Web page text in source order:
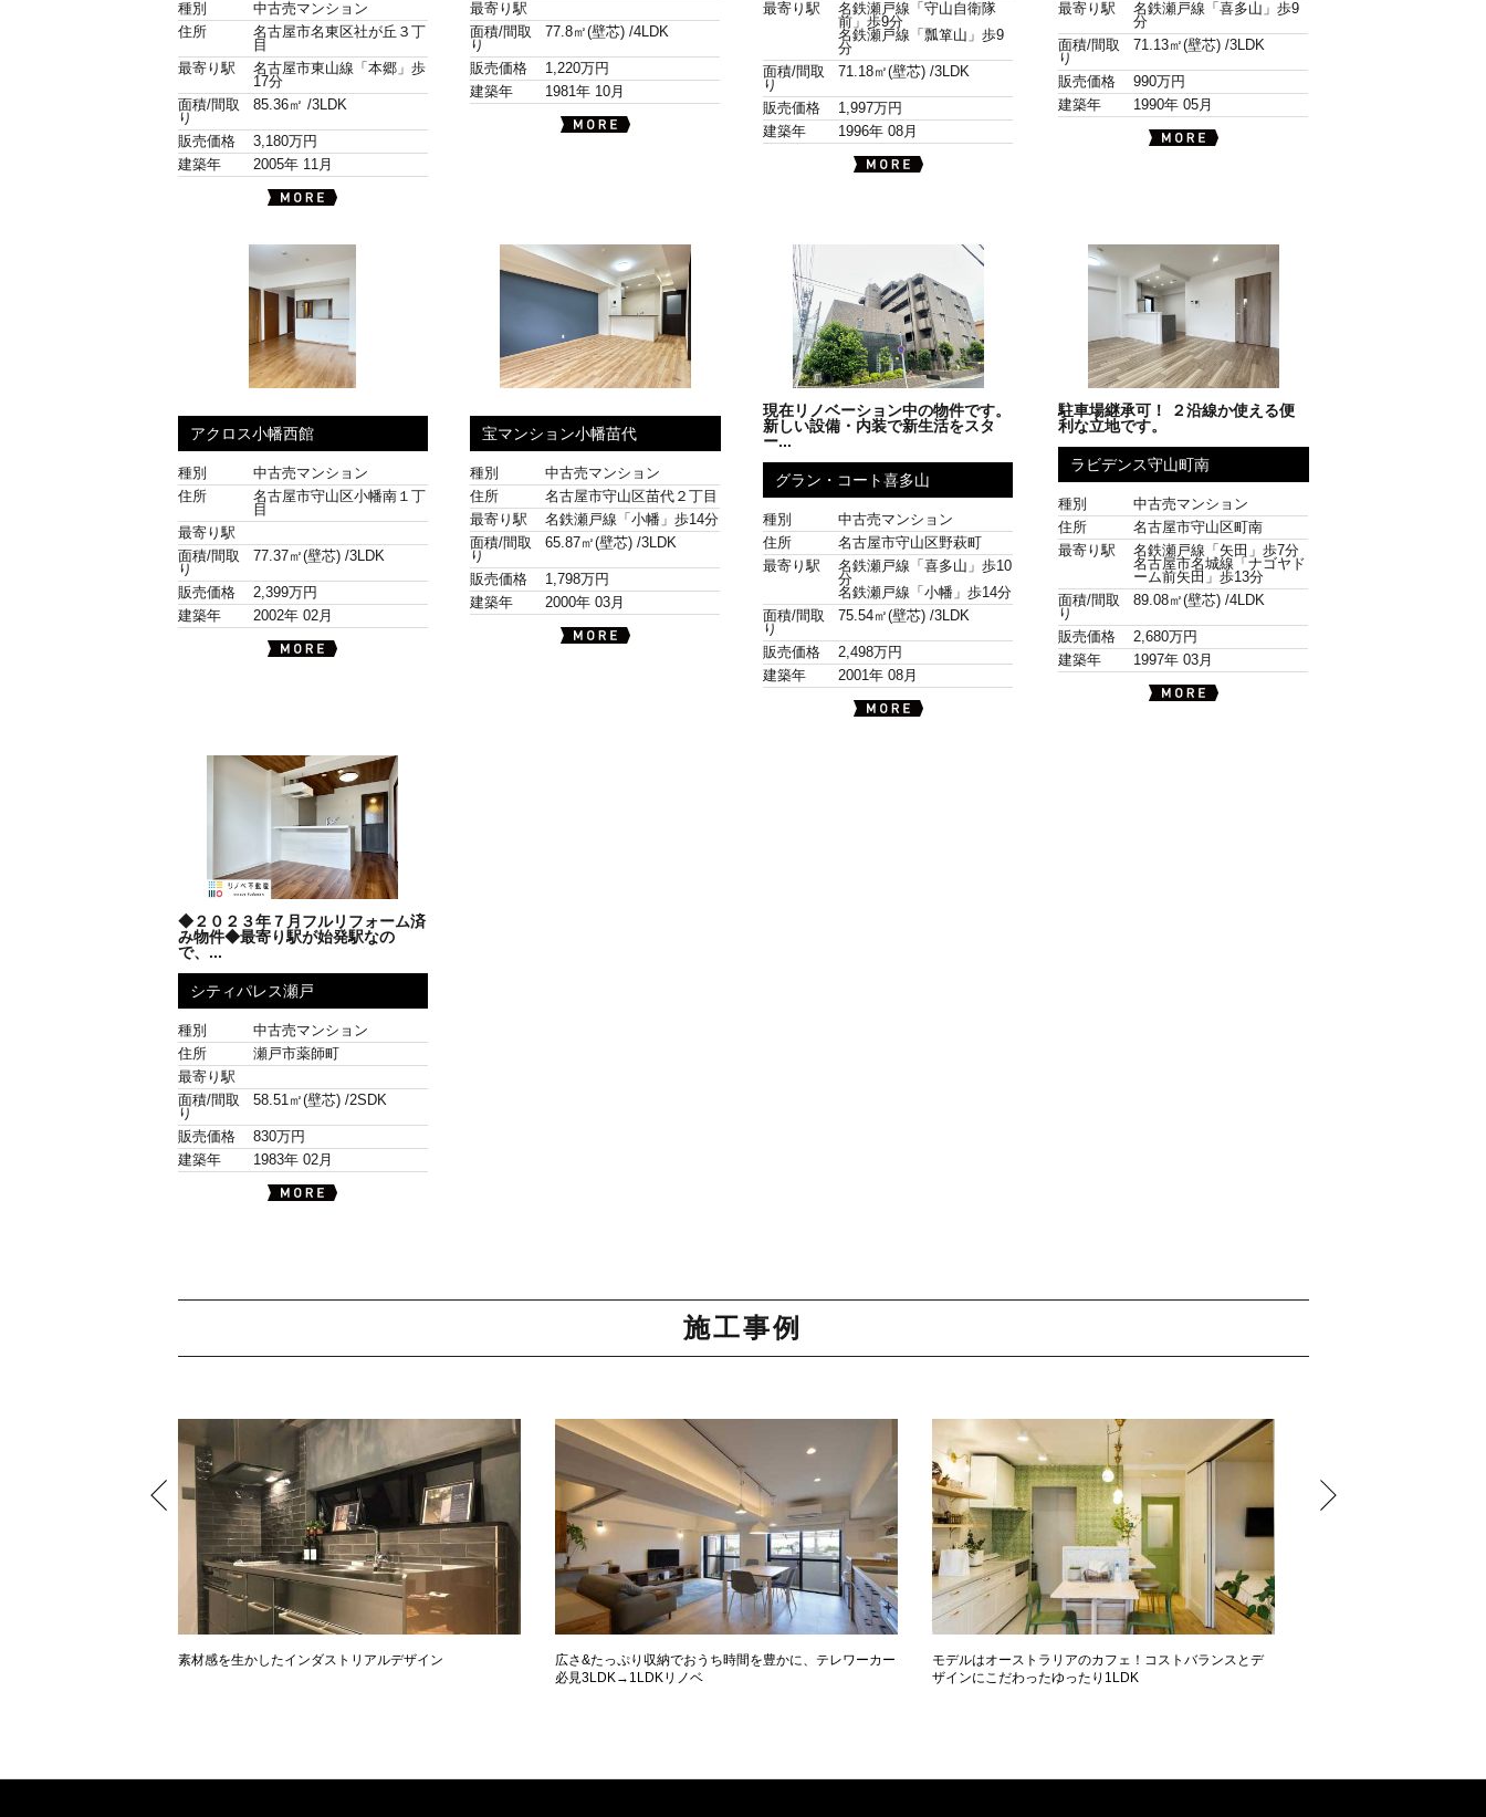
種別
中古売マンション
住所
名古屋市名東区社が丘３丁
目
最寄り駅
名古屋市東山線「本郷」歩
17分
面積/間取
り
85.36㎡ /3LDK
販売価格
3,180万円
建築年
2005年 11月
最寄り駅
面積/間取
り
77.8㎡(壁芯) /4LDK
販売価格
1,220万円
建築年
1981年 10月
最寄り駅
名鉄瀬戸線「守山自衛隊
前」歩9分
名鉄瀬戸線「瓢箪山」歩9
分
面積/間取
り
71.18㎡(壁芯) /3LDK
販売価格
1,997万円
建築年
1996年 08月
最寄り駅
名鉄瀬戸線「喜多山」歩9
分
面積/間取
り
71.13㎡(壁芯) /3LDK
販売価格
990万円
建築年
1990年 05月
アクロス小幡西館
種別
中古売マンション
住所
名古屋市守山区小幡南１丁
目
最寄り駅
面積/間取
り
77.37㎡(壁芯) /3LDK
販売価格
2,399万円
建築年
2002年 02月
宝マンション小幡苗代
種別
中古売マンション
住所
名古屋市守山区苗代２丁目
最寄り駅
名鉄瀬戸線「小幡」歩14分
面積/間取
り
65.87㎡(壁芯) /3LDK
販売価格
1,798万円
建築年
2000年 03月
現在リノベーション中の物件です。
新しい設備・内装で新生活をスタ
ー...
グラン・コート喜多山
種別
中古売マンション
住所
名古屋市守山区野萩町
最寄り駅
名鉄瀬戸線「喜多山」歩10
分
名鉄瀬戸線「小幡」歩14分
面積/間取
り
75.54㎡(壁芯) /3LDK
販売価格
2,498万円
建築年
2001年 08月
駐車場継承可！ ２沿線か使える便
利な立地です。
ラビデンス守山町南
種別
中古売マンション
住所
名古屋市守山区町南
最寄り駅
名鉄瀬戸線「矢田」歩7分
名古屋市名城線「ナゴヤド
ーム前矢田」歩13分
面積/間取
り
89.08㎡(壁芯) /4LDK
販売価格
2,680万円
建築年
1997年 03月
◆２０２３年７月フルリフォーム済
み物件◆最寄り駅が始発駅なの
で、...
シティパレス瀬戸
種別
中古売マンション
住所
瀬戸市薬師町
最寄り駅
面積/間取
り
58.51㎡(壁芯) /2SDK
販売価格
830万円
建築年
1983年 02月
施工事例
素材感を生かしたインダストリアルデザイン
広さ&たっぷり収納でおうち時間を豊かに、テレワーカー
必見3LDK→1LDKリノベ
モデルはオーストラリアのカフェ！コストバランスとデ
ザインにこだわったゆったり1LDK